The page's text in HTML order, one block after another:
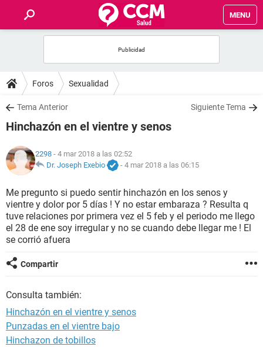
MENU
FOROS
SALUD
NUTRICIÓN
BIENESTAR
SEXUALIDAD
GLOSARIO
Foros Sexualidad
Tema Anterior Siguiente Tema
Hinchazón en el vientre y senos
2298 - 4 mar 2018 a las 02:52
Dr. Joseph Exebio
- 4 mar 2018 a las 06:15
Me pregunto si puedo sentir hinchazón en los senos y
vientre y dolor por 5 días ! Y no estar embaraza ? Resulta q
tuve relaciones por primera vez el 5 feb y el periodo me llego
el 28 de ene soy irregular y no se cuando debe llegar me ! El
se corrió afuera
Compartir
Consulta también:
Hinchazón en el vientre y senos
Punzadas en el vientre bajo
Hinchazon de tobillos